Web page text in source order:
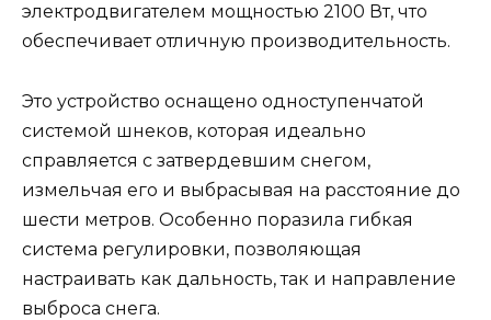
электродвигателем мощностью 2100 Вт, что
обеспечивает отличную производительность.
Это устройство оснащено одноступенчатой
системой шнеков, которая идеально
справляется с затвердевшим снегом,
измельчая его и выбрасывая на расстояние до
шести метров. Особенно поразила гибкая
система регулировки, позволяющая
настраивать как дальность, так и направление
выброса снега.